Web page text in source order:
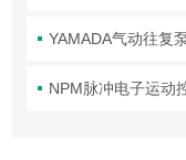
YAMADA气动往复
NPM脉冲电子运动